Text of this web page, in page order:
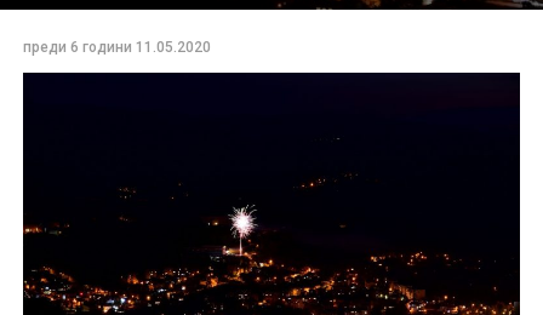
преди 6 години 11.05.2020